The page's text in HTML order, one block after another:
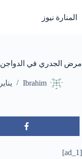
إلى
المحتوى
المنارة نيوز
مرض الجدري في الدواجن
Ibrahim يناير 2, 2022
[ad_1]